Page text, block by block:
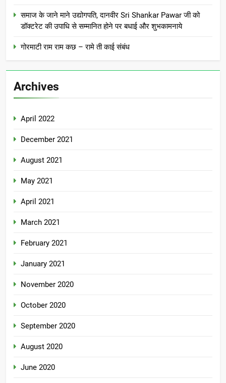
समाज के जाने माने उद्योगपति, दानवीर Sri Shankar Pawar जी को
डॉक्टरेट की उपाधि से सम्मानित होने पर बधाई और शुभकामनाये
गोरमाटी राम राम कछ – रामे ती काई संबंध
Archives
April 2022
December 2021
August 2021
May 2021
April 2021
March 2021
February 2021
January 2021
November 2020
October 2020
September 2020
August 2020
June 2020